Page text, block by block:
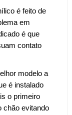
é feito de
em
é que
contato
modelo a
é instalado
o primeiro
chão evitando